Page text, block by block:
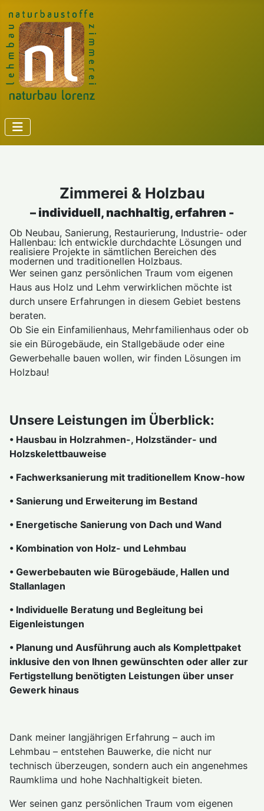
Zimmerei & Holzbau
– individuell, nachhaltig, erfahren -
Ob Neubau, Sanierung, Restaurierung, Industrie- oder
Hallenbau: Ich entwickle durchdachte Lösungen und
realisiere Projekte in sämtlichen Bereichen des
modernen und traditionellen Holzbaus.
Wer seinen ganz persönlichen Traum vom eigenen
Haus aus Holz und Lehm verwirklichen möchte ist
durch unsere Erfahrungen in diesem Gebiet bestens
beraten.
Ob Sie ein Einfamilienhaus, Mehrfamilienhaus oder ob
sie ein Bürogebäude, ein Stallgebäude oder eine
Gewerbehalle bauen wollen, wir finden Lösungen im
Holzbau!
Unsere Leistungen im Überblick:
• Hausbau in Holzrahmen-, Holzständer- und
Holzskelettbauweise
• Fachwerksanierung mit traditionellem Know-how
• Sanierung und Erweiterung im Bestand
• Energetische Sanierung von Dach und Wand
• Kombination von Holz- und Lehmbau
• Gewerbebauten wie Bürogebäude, Hallen und
Stallanlagen
• Individuelle Beratung und Begleitung bei
Eigenleistungen
• Planung und Ausführung auch als Komplettpaket
inklusive den von Ihnen gewünschten oder aller zur
Fertigstellung benötigten Leistungen über unser
Gewerk hinaus
Dank meiner langjährigen Erfahrung – auch im
Lehmbau – entstehen Bauwerke, die nicht nur
technisch überzeugen, sondern auch ein angenehmes
Raumklima und hohe Nachhaltigkeit bieten.
Wer seinen ganz persönlichen Traum vom eigenen